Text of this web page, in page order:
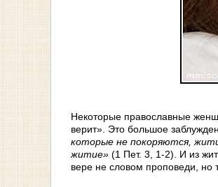
Некоторые православные
верит». Это большое
которые не покоряются,
житие» (1 Пет. 3, 1-2). И из
вере не словом проповеди, но